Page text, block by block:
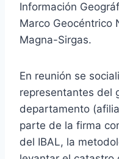
Información
Marco Geocéntrico
Magna-Sirgas.
En reunión se
representantes del
departamento
parte de la firma
del IBAL, la